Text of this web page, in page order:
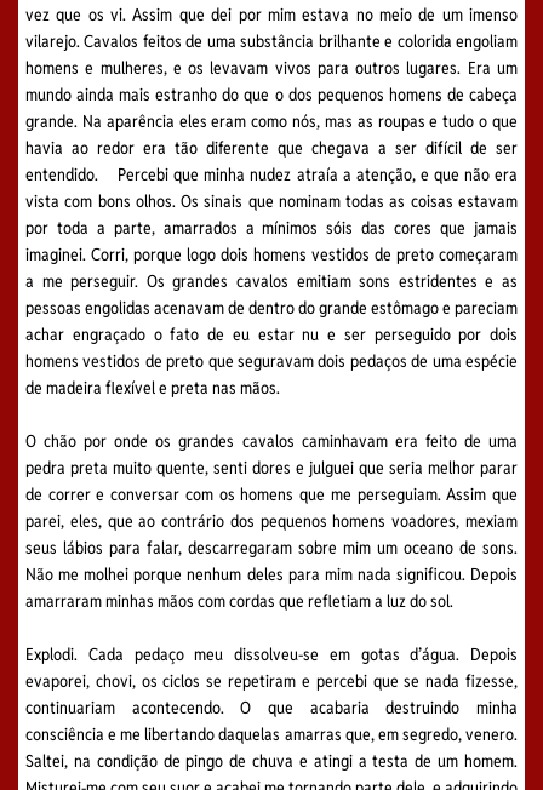
vez que os vi. Assim que dei por mim estava no meio de um imenso
vilarejo. Cavalos feitos de uma substância brilhante e colorida engoliam
homens e mulheres, e os levavam vivos para outros lugares. Era um
mundo ainda mais estranho do que o dos pequenos homens de cabeça
grande. Na aparência eles eram como nós, mas as roupas e tudo o que
havia ao redor era tão diferente que chegava a ser difícil de ser
entendido. Percebi que minha nudez atraía a atenção, e que não era
vista com bons olhos. Os sinais que nominam todas as coisas estavam
por toda a parte, amarrados a mínimos sóis das cores que jamais
imaginei. Corri, porque logo dois homens vestidos de preto começaram
a me perseguir. Os grandes cavalos emitiam sons estridentes e as
pessoas engolidas acenavam de dentro do grande estômago e pareciam
achar engraçado o fato de eu estar nu e ser perseguido por dois
homens vestidos de preto que seguravam dois pedaços de uma espécie
de madeira flexível e preta nas mãos.
O chão por onde os grandes cavalos caminhavam era feito de uma
pedra preta muito quente, senti dores e julguei que seria melhor parar
de correr e conversar com os homens que me perseguiam. Assim que
parei, eles, que ao contrário dos pequenos homens voadores, mexiam
seus lábios para falar, descarregaram sobre mim um oceano de sons.
Não me molhei porque nenhum deles para mim nada significou. Depois
amarraram minhas mãos com cordas que refletiam a luz do sol.
Explodi. Cada pedaço meu dissolveu-se em gotas d’água. Depois
evaporei, chovi, os ciclos se repetiram e percebi que se nada fizesse,
continuariam acontecendo. O que acabaria destruindo minha
consciência e me libertando daquelas amarras que, em segredo, venero.
Saltei, na condição de pingo de chuva e atingi a testa de um homem.